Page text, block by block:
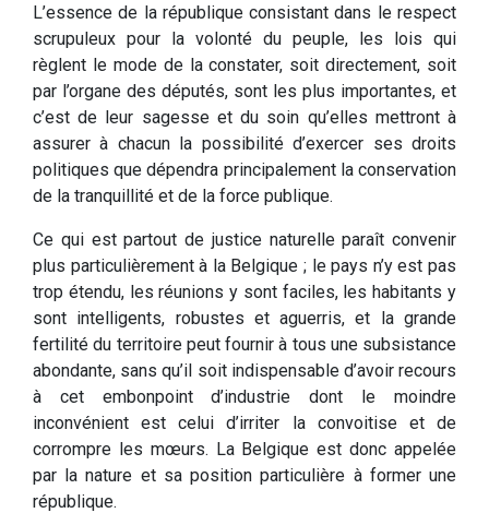
L’essence de la république consistant dans le respect
scrupuleux pour la volonté du peuple, les lois qui
règlent le mode de la constater, soit directement, soit
par l’organe des députés, sont les plus importantes, et
c’est de leur sagesse et du soin qu’elles mettront à
assurer à chacun la possibilité d’exercer ses droits
politiques que dépendra principalement la conservation
de la tranquillité et de la force publique.
Ce qui est partout de justice naturelle paraît convenir
plus particulièrement à la Belgique ; le pays n’y est pas
trop étendu, les réunions y sont faciles, les habitants y
sont intelligents, robustes et aguerris, et la grande
fertilité du territoire peut fournir à tous une subsistance
abondante, sans qu’il soit indispensable d’avoir recours
à cet embonpoint d’industrie dont le moindre
inconvénient est celui d’irriter la convoitise et de
corrompre les mœurs. La Belgique est donc appelée
par la nature et sa position particulière à former une
république.